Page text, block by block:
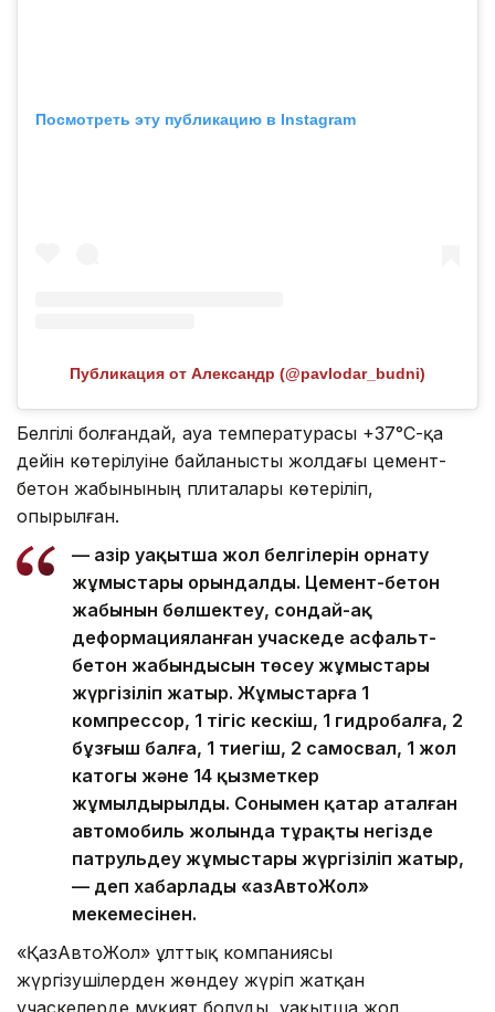
Посмотреть эту публикацию в Instagram
Публикация от Александр (@pavlodar_budni)
Белгілі болғандай, ауа температурасы +37°С-қа
дейін көтерілуіне байланысты жолдағы цемент-
бетон жабынының плиталары көтеріліп,
опырылған.
— Қазір уақытша жол белгілерін орнату
жұмыстары орындалды. Цемент-бетон
жабынын бөлшектеу, сондай-ақ
деформацияланған учаскеде асфальт-
бетон жабындысын төсеу жұмыстары
жүргізіліп жатыр. Жұмыстарға 1
компрессор, 1 тігіс кескіш, 1 гидробалға, 2
бұзғыш балға, 1 тиегіш, 2 самосвал, 1 жол
катогы және 14 қызметкер
жұмылдырылды. Сонымен қатар аталған
автомобиль жолында тұрақты негізде
патрульдеу жұмыстары жүргізіліп жатыр,
— деп хабарлады «ҚазАвтоЖол»
мекемесінен.
«ҚазАвтоЖол» ұлттық компаниясы
жүргізушілерден жөндеу жүріп жатқан